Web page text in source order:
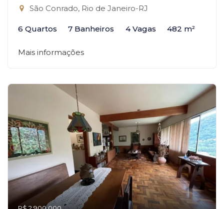
São Conrado, Rio de Janeiro-RJ
6 Quartos 7 Banheiros 4 Vagas 482 m²
Mais informações